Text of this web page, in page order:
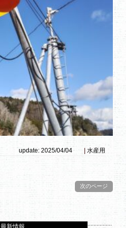
update: 2025/04/04 |水産用
次のページ